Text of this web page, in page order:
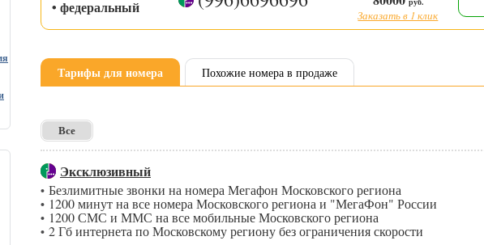
• федеральный
Заказать в 1 клик
Тарифы для номера Похожие номера в продаже
Все
Эксклюзивный
• Безлимитные звонки на номера Мегафон Московского региона
• 1200 минут на все номера Московского региона и "МегаФон" России
• 1200 СМС и ММС на все мобильные Московского региона
• 2 Гб интернета по Московскому региону без ограничения скорости